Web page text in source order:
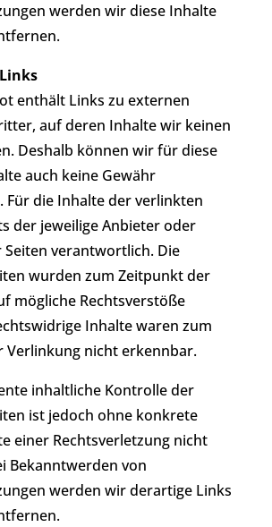
werden wir diese Inhalte
enthält Links zu externen
auf deren Inhalte wir keinen
Deshalb können wir für diese
auch keine Gewähr
Für die Inhalte der verlinkten
der jeweilige Anbieter oder
Seiten verantwortlich. Die
wurden zum Zeitpunkt der
mögliche Rechtsverstöße
Inhalte waren zum
Verlinkung nicht erkennbar.
inhaltliche Kontrolle der
ist jedoch ohne konkrete
einer Rechtsverletzung nicht
Bekanntwerden von
werden wir derartige Links